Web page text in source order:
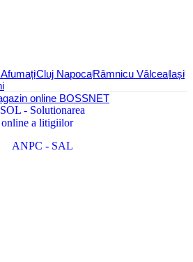
Cluj NapocaRâmnicu VâlceaIași
online BOSSNET